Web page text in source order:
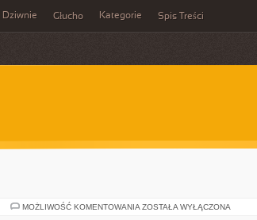
Dziwnie Głucho Kategorie Spis Treści
MOŻLIWOŚĆ KOMENTOWANIA TEORIA
ZOSTAŁA WYŁĄCZONA